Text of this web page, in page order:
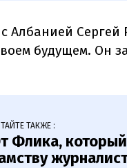
Албанией Сергей
будущем. Он
ТАКЖЕ :
Флика,